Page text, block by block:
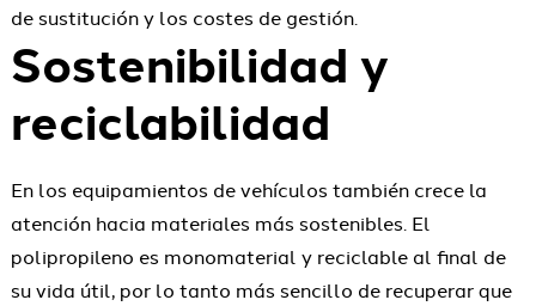
de sustitución y los costes de gestión.
Sostenibilidad y
reciclabilidad
En los equipamientos de vehículos también crece la
atención hacia materiales más sostenibles. El
polipropileno es monomaterial y reciclable al final de
su vida útil, por lo tanto más sencillo de recuperar que